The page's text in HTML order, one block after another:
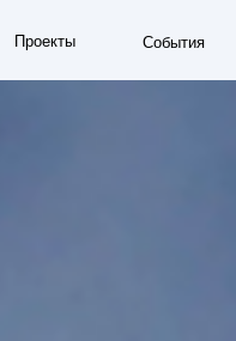
События Институт